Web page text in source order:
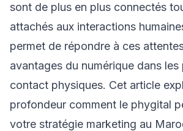
sont de plus en plus connectés
attachés aux interactions
permet de répondre à ces
avantages du numérique dans
contact physiques. Cet article
profondeur comment le phygital
votre stratégie marketing au